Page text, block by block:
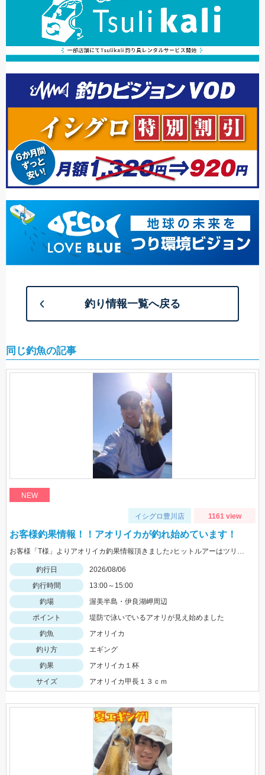
釣り情報一覧へ戻る
同じ釣魚の記事
NEW
イシグロ豊川店 1161 view
お客様釣果情報！！アオリイカが釣れ始めています！
お客様「T様」よりアオリイカ釣果情報頂きました♪ヒットルアーはツリノTHEエギの２．５サイズ。5杯ほど泳いでいるイカも目撃、バラシもあったそうです。今後は三河湾内にもどんどん入ってきそうですね！
釣行日
2026/08/06
釣行時間
13:00～15:00
釣場
渥美半島・伊良湖岬周辺
ポイント
堤防で泳いでいるアオリが見え始めました
釣魚
アオリイカ
釣り方
エギング
釣果
アオリイカ１杯
サイズ
アオリイカ甲長１３ｃｍ